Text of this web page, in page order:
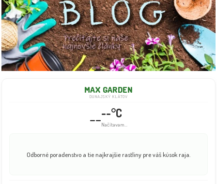
MAX GARDEN
DUNAJSKÝ KLÁTOV
----°C
Načítavam...
Odborné poradenstvo a tie najkrajšie rastliny pre váš kúsok raja.